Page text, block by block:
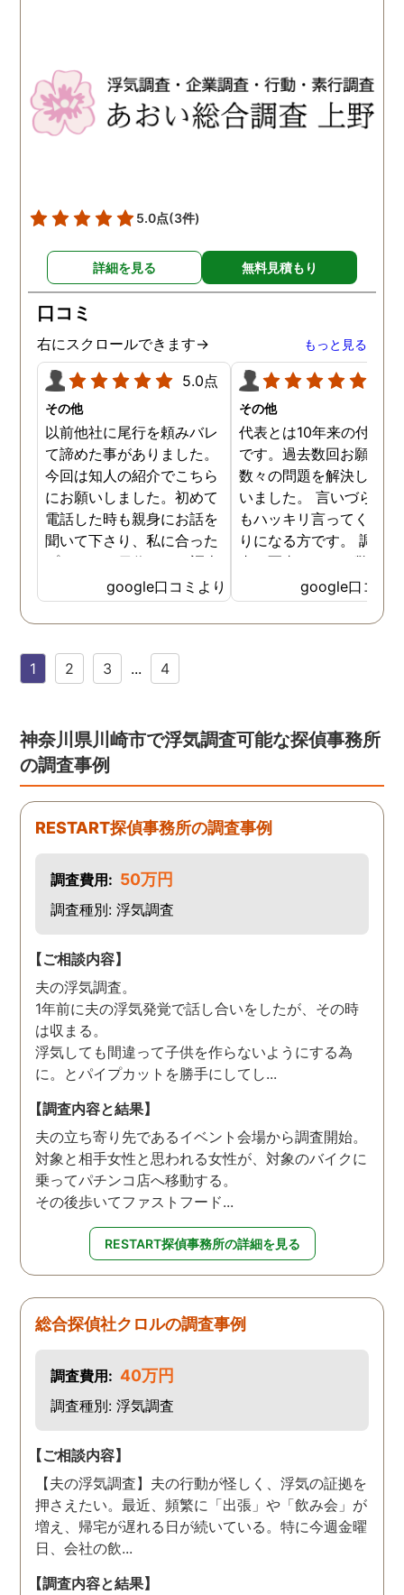
5.0点(3件)
詳細を見る 無料見積もり
口コミ
右にスクロールできます→ もっと見る
5.0点
その他
以前他社に尾行を頼みバレ
て諦めた事がありました。
今回は知人の紹介でこちら
にお願いしました。初めて
電話した時も親身にお話を
聞いて下さり、私に合った
プランで15日位かけて調査
してもらいました。 噂通り
調査も細かく、こんな所ま
でしっかり撮ってくれたん
拠で旦那と今後の話しが早
で本当に色々と教えてくだ
さり、よくないことはしっ
かり注意してくださる方で
した。本当に感謝してま
す。また分からない事があ
願いします。 この度はあり
がとうございました！！
google口コミより
その他
代表とは10年来の付き合
です。過去数回お願いし
数々の問題を解決しても
いました。 言いづらい
もハッキリ言ってくれて
りになる方です。 調査
書の写真もいつも驚かさ
てどうやって撮ったのか
くと面白い話し聞かせて
れますね。 問題がない
google口コミ
1 2 3 ... 4
神奈川県川崎市で浮気調査可能な探偵事務所
の調査事例
RESTART探偵事務所の調査事例
調査費用: 50万円
調査種別: 浮気調査
【ご相談内容】
夫の浮気調査。
1年前に夫の浮気発覚で話し合いをしたが、その時
は収まる。
浮気しても間違って子供を作らないようにする為
に。とパイプカットを勝手にしてし...
【調査内容と結果】
夫の立ち寄り先であるイベント会場から調査開始。
対象と相手女性と思われる女性が、対象のバイクに
乗ってパチンコ店へ移動する。
その後歩いてファストフード...
RESTART探偵事務所の詳細を見る
総合探偵社クロルの調査事例
調査費用: 40万円
調査種別: 浮気調査
【ご相談内容】
【夫の浮気調査】夫の行動が怪しく、浮気の証拠を
押さえたい。最近、頻繁に「出張」や「飲み会」が
増え、帰宅が遅れる日が続いている。特に今週金曜
日、会社の飲...
【調査内容と結果】